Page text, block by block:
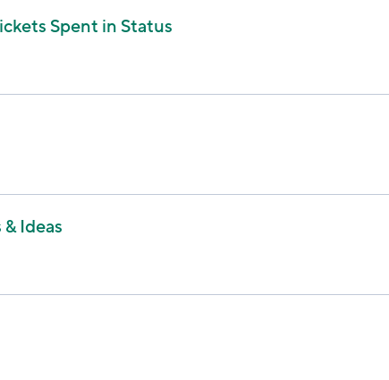
Spent in Status
Ideas